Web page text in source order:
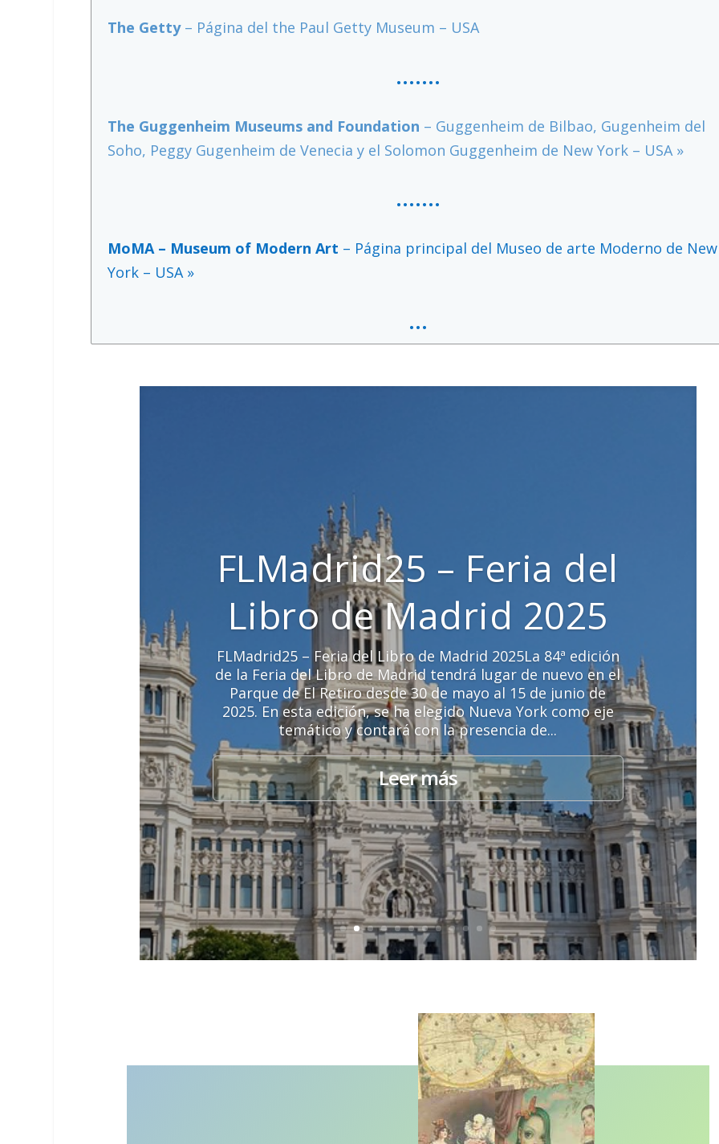
The Getty– Página del the Paul Getty Museum – USA
…….
The Guggenheim Museums and Foundation – Guggenheim de Bilbao, Gugenheim del
Soho, Peggy Gugenheim de Venecia y el Solomon Guggenheim de New York – USA »
…….
MoMA – Museum of Modern Art – Página principal del Museo de arte Moderno de New
York – USA »
…
FLMadrid25 – Feria del
Libro de Madrid 2025
FLMadrid25 – Feria del Libro de Madrid 2025La 84ª edición
de la Feria del Libro de Madrid tendrá lugar de nuevo en el
Parque de El Retiro desde 30 de mayo al 15 de junio de
2025. En esta edición, se ha elegido Nueva York como eje
temático y contará con la presencia de...
Leer más